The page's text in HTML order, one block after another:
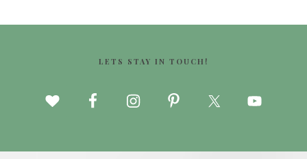
LETS STAY IN TOUCH!